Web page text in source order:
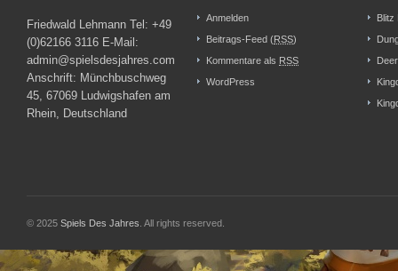
Friedwald Lehmann Tel: +49
(0)62166 3116 E-Mail:
admin@spielsdesjahres.com
Anschrift: Münchbuschweg
45, 67069 Ludwigshafen am
Rhein, Deutschland
Anmelden
Beitrags-Feed (RSS)
Kommentare als RSS
WordPress
Blitz
© 2025 Spiels Des Jahres . All rights reserved.